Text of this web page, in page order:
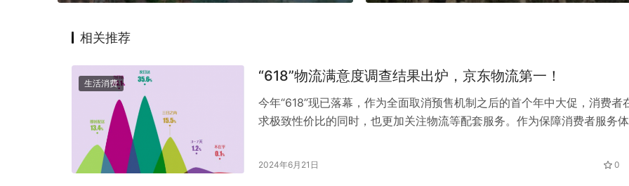
相关推荐
生活消费 “618”物流满意度调查结果出炉，京东物流第一！
今年“618”现已落幕，作为全面取消预售机制之后的首个年中大促，消费者
求极致性价比的同时，也更加关注物流等配套服务。作为保障消费者服务
2024年6月21日 0